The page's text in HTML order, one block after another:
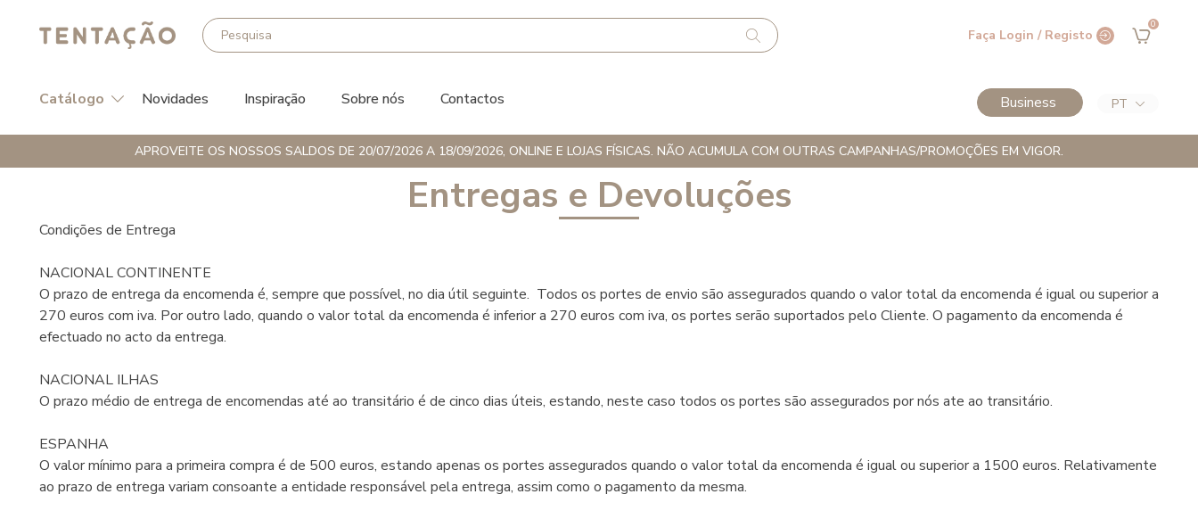
Faça Login / Registo
0
Catálogo Novidades Inspiração Sobre nós Contactos Business PT
APROVEITE OS NOSSOS SALDOS DE 20/07/2026 A 18/09/2026, ONLINE E LOJAS FÍSICAS. NÃO ACUMULA COM OUTRAS CAMPANHAS/PROMOÇÕES EM VIGOR.
Entregas e Devoluções
Condições de Entrega
NACIONAL CONTINENTE
O prazo de entrega da encomenda é, sempre que possível, no dia útil seguinte. Todos os portes de envio são assegurados quando o valor total da encomenda é igual ou superior a
270 euros com iva. Por outro lado, quando o valor total da encomenda é inferior a 270 euros com iva, os portes serão suportados pelo Cliente. O pagamento da encomenda é
efectuado no acto da entrega.
NACIONAL ILHAS
O prazo médio de entrega de encomendas até ao transitário é de cinco dias úteis, estando, neste caso todos os portes são assegurados por nós ate ao transitário.
ESPANHA
O valor mínimo para a primeira compra é de 500 euros, estando apenas os portes assegurados quando o valor total da encomenda é igual ou superior a 1500 euros. Relativamente
ao prazo de entrega variam consoante a entidade responsável pela entrega, assim como o pagamento da mesma.